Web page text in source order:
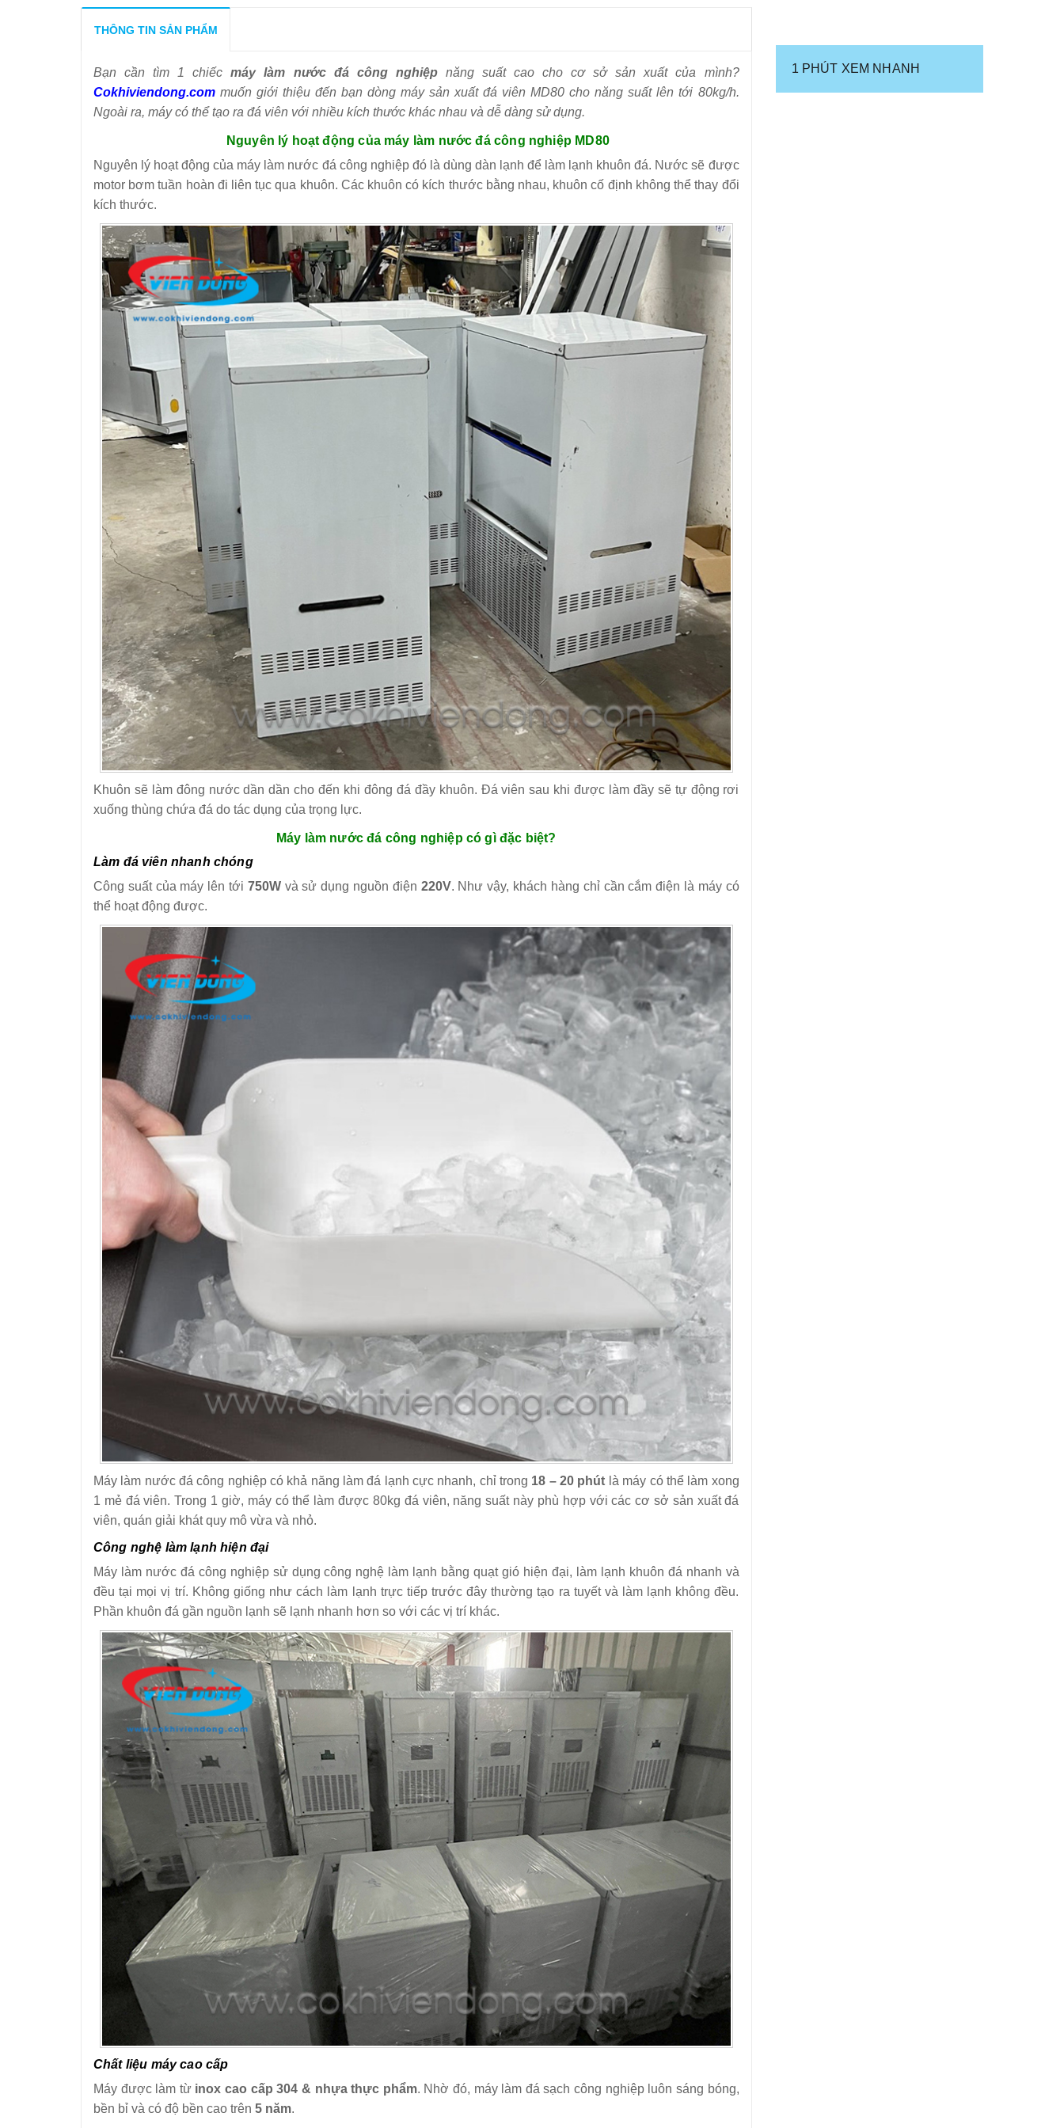
THÔNG TIN SẢN PHẨM
Bạn cần tìm 1 chiếcmáy làm nước đá công nghiệpnăng suất cao cho cơ sở sản xuất của mình?
Cokhiviendong.com muốn giới thiệu đến bạn dòng máy sản xuất đá viên MD80 cho năng suất lên tới 80kg/h.
Ngoài ra, máy có thể tạo ra đá viên với nhiều kích thước khác nhau và dễ dàng sử dụng.
Nguyên lý hoạt động của máy làm nước đá công nghiệp MD80
Nguyên lý hoạt động của máy làm nước đá công nghiệp đó là dùng dàn lạnh để làm lạnh khuôn đá. Nước sẽ được
motor bơm tuần hoàn đi liên tục qua khuôn. Các khuôn có kích thước bằng nhau, khuôn cố định không thể thay đổi
kích thước.
Khuôn sẽ làm đông nước dần dần cho đến khi đông đá đầy khuôn. Đá viên sau khi được làm đầy sẽ tự động rơi
xuống thùng chứa đá do tác dụng của trọng lực.
Máy làm nước đá công nghiệp có gì đặc biệt?
Làm đá viên nhanh chóng
Công suất của máy lên tới 750Wvà sử dụng nguồn điện 220V. Như vậy, khách hàng chỉ cần cắm điện là máy có
thể hoạt động được.
Máy làm nước đá công nghiệp có khả năng làm đá lạnh cực nhanh, chỉ trong 18 – 20 phút là máy có thể làm xong
1 mẻ đá viên. Trong 1 giờ, máy có thể làm được 80kg đá viên, năng suất này phù hợp với các cơ sở sản xuất đá
viên, quán giải khát quy mô vừa và nhỏ.
Công nghệ làm lạnh hiện đại
Máy làm nước đá công nghiệp sử dụng công nghệ làm lạnh bằng quạt gió hiện đại, làm lạnh khuôn đá nhanh và
đều tại mọi vị trí. Không giống như cách làm lạnh trực tiếp trước đây thường tạo ra tuyết và làm lạnh không đều.
Phần khuôn đá gần nguồn lạnh sẽ lạnh nhanh hơn so với các vị trí khác.
Chất liệu máy cao cấp
Máy được làm từinox cao cấp 304 & nhựa thực phẩm. Nhờ đó, máy làm đá sạch công nghiệp luôn sáng bóng,
bền bỉ và có độ bền cao trên 5 năm.
1 PHÚT XEM NHANH